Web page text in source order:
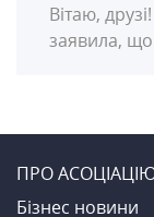
Вітаю,
заявила, що
ПРО
Бiзнес новини